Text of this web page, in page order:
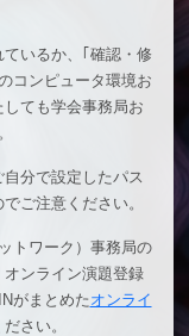
いるか、｢確認・修
コンピュータ環境お
ても学会事務局お
分で設定したパス
ご注意ください。
トワーク）事務局の
ンライン演題登録
がまとめたオンライ
さい。